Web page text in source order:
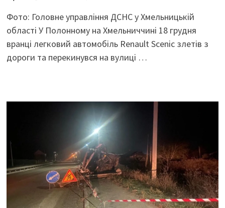
Фото: Головне управління ДСНС у Хмельницькій
області У Полонному на Хмельниччині 18 грудня
вранці легковий автомобіль Renault Scenic злетів з
дороги та перекинувся на вулиці …